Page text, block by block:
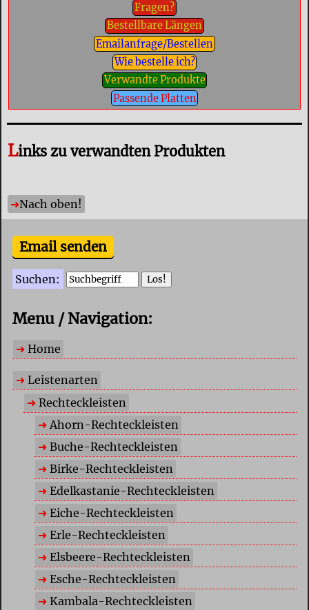
Fragen?
Bestellbare Längen
Emailanfrage/Bestellen
Wie bestelle ich?
Verwandte Produkte
Passende Platten
Links zu verwandten Produkten
Nach oben!
Email senden
Suchen:
Menu / Navigation:
Home
Leistenarten
Rechteckleisten
Ahorn-Rechteckleisten
Buche-Rechteckleisten
Birke-Rechteckleisten
Edelkastanie-Rechteckleisten
Eiche-Rechteckleisten
Erle-Rechteckleisten
Elsbeere-Rechteckleisten
Esche-Rechteckleisten
Kambala-Rechteckleisten